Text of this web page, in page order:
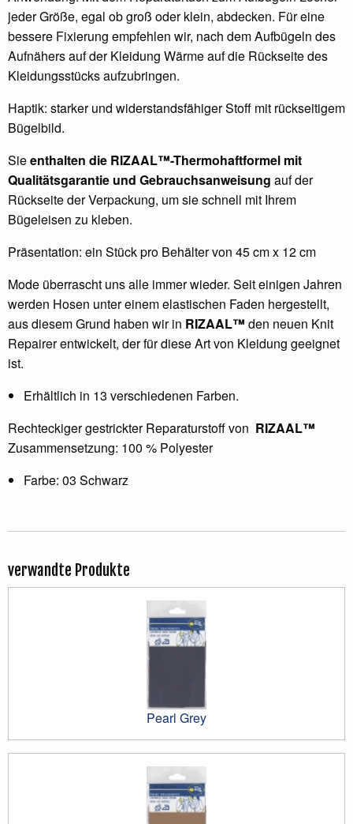
jeder Größe, egal ob groß oder klein, abdecken. Für eine
bessere Fixierung empfehlen wir, nach dem Aufbügeln des
Aufnähers auf der Kleidung Wärme auf die Rückseite des
Kleidungsstücks aufzubringen.
Haptik: starker und widerstandsfähiger Stoff mit rückseitigem
Bügelbild.
Sieenthalten die RIZAAL™-Thermohaftformel mit
Qualitätsgarantie und Gebrauchsanweisung auf der
Rückseite der Verpackung, um sie schnell mit Ihrem
Bügeleisen zu kleben.
Präsentation: ein Stück pro Behälter von 45 cm x 12 cm
Mode überrascht uns alle immer wieder. Seit einigen Jahren
werden Hosen unter einem elastischen Faden hergestellt,
aus diesem Grund haben wir in RIZAAL™ den neuen Knit
Repairer entwickelt, der für diese Art von Kleidung geeignet
ist.
Erhältlich in 13 verschiedenen Farben.
Rechteckiger gestrickter Reparaturstoff von RIZAAL™
Zusammensetzung: 100 % Polyester
Farbe: 03 Schwarz
verwandte Produkte
Pearl Grey